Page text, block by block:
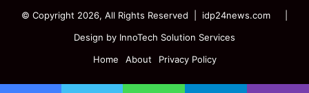
© Copyright 2026, All Rights Reserved | idp24news.com
Design by InnoTech Solution Services
Home
About Privacy Policy